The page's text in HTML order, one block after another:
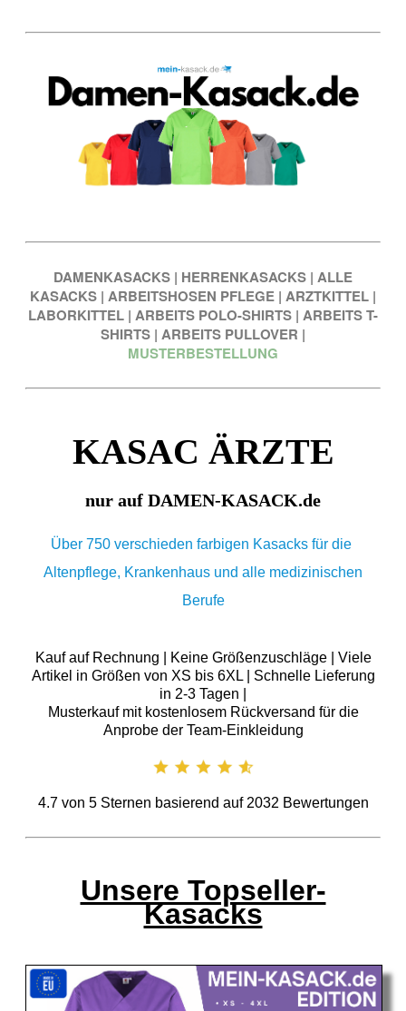
DAMENKASACKS | HERRENKASACKS | ALLE
KASACKS | ARBEITSHOSEN PFLEGE | ARZTKITTEL |
LABORKITTEL | ARBEITS POLO-SHIRTS | ARBEITS T-
SHIRTS | ARBEITS PULLOVER |
MUSTERBESTELLUNG
KASAC ÄRZTE
nur auf DAMEN-KASACK.de
Über 750 verschieden farbigen Kasacks für die
Altenpflege, Krankenhaus und alle medizinischen
Berufe
Kauf auf Rechnung | Keine Größenzuschläge | Viele
Artikel in Größen von XS bis 6XL | Schnelle Lieferung
in 2-3 Tagen |
Musterkauf mit kostenlosem Rückversand für die
Anprobe der Team-Einkleidung
4.7von 5Sternen basierend auf 2032 Bewertungen
Unsere Topseller-
Kasacks